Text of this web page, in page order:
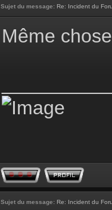
Sujet du message: Re: Incident du
Même
Sujet du message: Re: Incident du